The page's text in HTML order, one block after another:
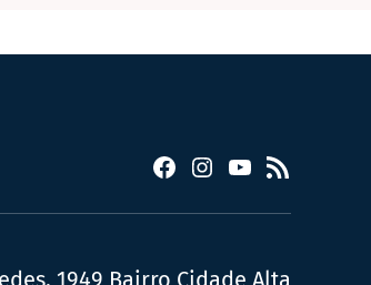
Facebook
Instagram
YouTube
RSS
1949 Bairro Cidade Alta